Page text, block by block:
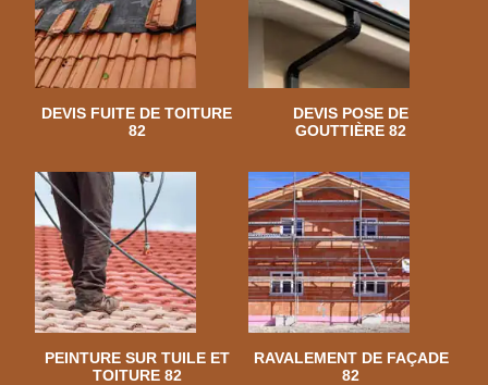
DEVIS FUITE DE TOITURE
82
DEVIS POSE DE
GOUTTIÈRE 82
PEINTURE SUR TUILE ET
TOITURE 82
RAVALEMENT DE FAÇADE
82